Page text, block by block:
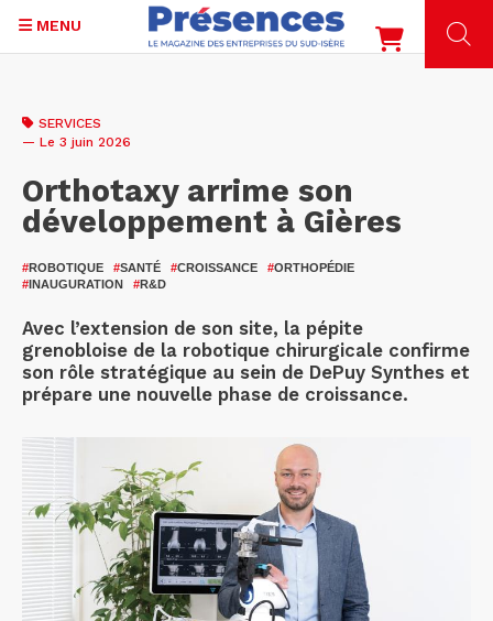
contenu
MENU
SERVICES
— Le 3 juin 2026
Orthotaxy arrime son
développement à Gières
#ROBOTIQUE #SANTÉ #CROISSANCE #ORTHOPÉDIE
#INAUGURATION #R&D
Avec l’extension de son site, la pépite
grenobloise de la robotique chirurgicale confirme
son rôle stratégique au sein de DePuy Synthes et
prépare une nouvelle phase de croissance.